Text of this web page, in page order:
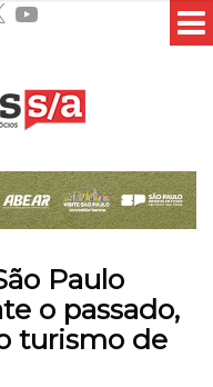
YouTube
Paulo
o passado,
turismo de